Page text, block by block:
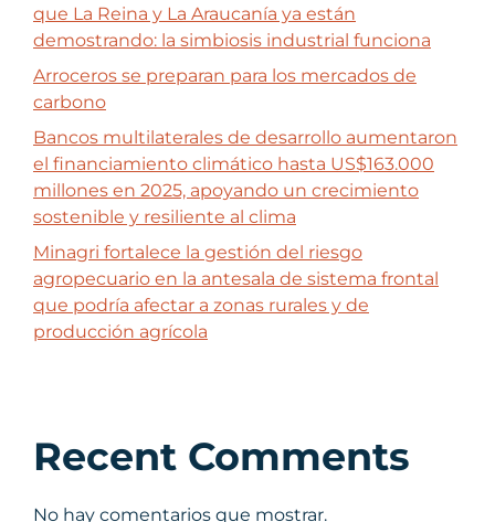
que La Reina y La Araucanía ya están
demostrando: la simbiosis industrial funciona
Arroceros se preparan para los mercados de
carbono
Bancos multilaterales de desarrollo aumentaron
el financiamiento climático hasta US$163.000
millones en 2025, apoyando un crecimiento
sostenible y resiliente al clima
Minagri fortalece la gestión del riesgo
agropecuario en la antesala de sistema frontal
que podría afectar a zonas rurales y de
producción agrícola
Recent Comments
No hay comentarios que mostrar.